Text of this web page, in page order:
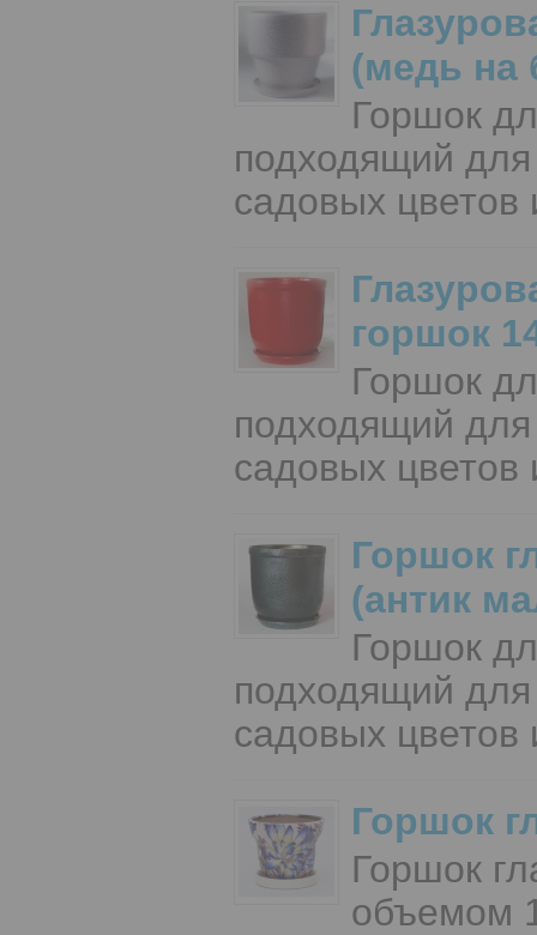
(медь на
Горшок
подходящий
садовых цветов
горшок
Горшок
подходящий
садовых цветов
Горшок
(антик
Горшок
подходящий
садовых цветов
Горшок
Горшок
объемом